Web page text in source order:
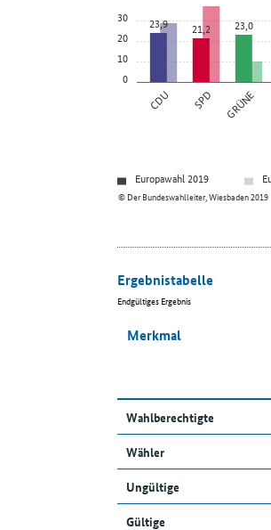
0
10
20
30
CDU SPD GRÜNE
23,9 21,2
23,0
© Der Bundeswahlleiter, Wiesbaden 2019
Europawahl 2019
Ergebnistabelle
Endgültiges Ergebnis
Merkmal
Wahlberechtigte
Wähler
Ungültige
Gültige